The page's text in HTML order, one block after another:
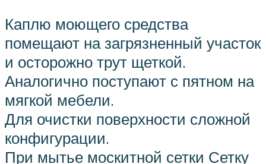
Каплю моющего средства
помещают на загрязненный участок
и осторожно трут щеткой.
Аналогично поступают с пятном на
мягкой мебели.
Для очистки поверхности сложной
конфигурации.
При мытье москитной сетки Сетку